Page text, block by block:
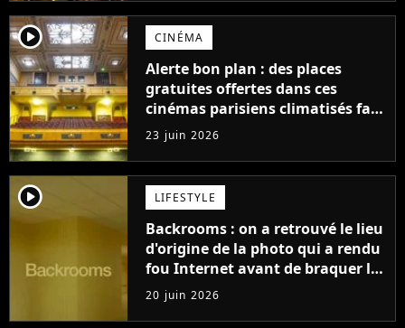
player2 CINÉMA
Alerte bon plan : des places
gratuites offertes dans ces
cinémas parisiens climatisés face
à la canicule !
23 juin 2026
player2 LIFESTYLE
Backrooms : on a retrouvé le lieu
d'origine de la photo qui a rendu
fou Internet avant de braquer le
cinéma
20 juin 2026